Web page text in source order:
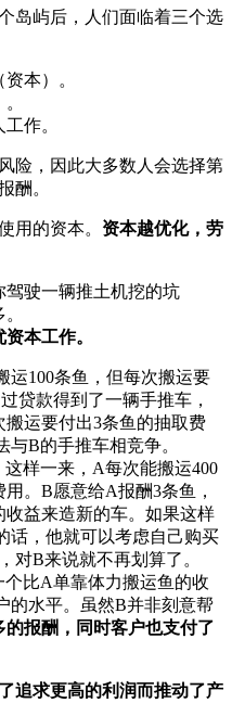
岛屿后，人们面临着三个选
本）。
作。
险，因此大多数人会选择第
酬。
用的资本。 资本越优化，劳
驶一辆推土机挖的坑
本工作。
运100条鱼，但每次搬运要
贷款得到了一辆手推车，
运要付出3条鱼的抽取费
B的手推车相竞争。
样一来，A每次能搬运400
。B愿意给A报酬3条鱼，
收益来造新的车。如果这样
话，他就可以考虑自己购买
对B来说就不再划算了。
比A单靠体力搬运鱼的收
的水平。虽然B并非刻意帮
的报酬，同时客户也支付了
追求更高的利润而推动了产